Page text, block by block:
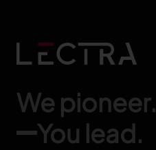
We pioneer.
You lead.